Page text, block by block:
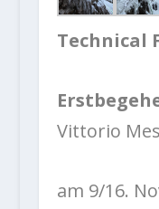
Technical
Vittorio
am 9/16.